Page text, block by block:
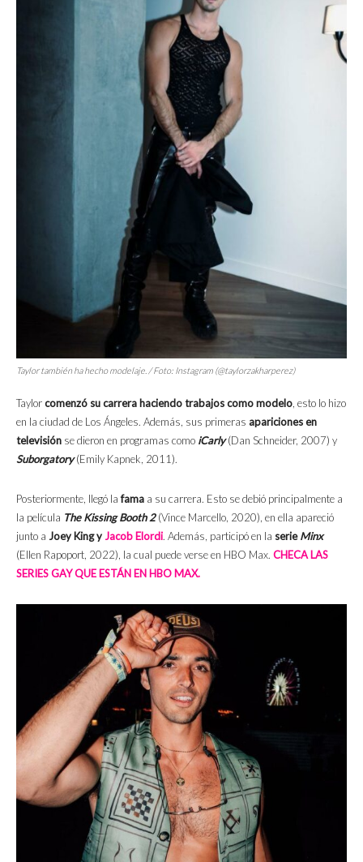
Taylor también ha hecho modelaje. / Foto: Instagram (@taylorzakharperez)
Taylorcomenzó su carrera haciendo trabajos como modelo , esto lo hizo
en la ciudad de Los Ángeles. Además, sus primeras apariciones en
televisión se dieron en programas como iCarly(Dan Schneider, 2007) y
Suborgatory(Emily Kapnek, 2011).
Posteriormente, llegó lafama a su carrera. Esto se debió principalmente a
la película The Kissing Booth 2 (Vince Marcello, 2020), en ella apareció
junto a Joey King y Jacob Elordi. Además, participó en la serie Minx
(Ellen Rapoport, 2022), la cual puede verse en HBO Max. CHECA LAS
SERIES GAY QUE ESTÁN EN HBO MAX.